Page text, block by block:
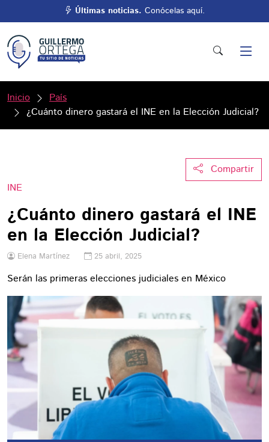
Últimas noticias. Conócelas aquí.
Inicio
País
¿Cuánto dinero gastará el INE en la Elección Judicial?
Compartir
INE
¿Cuánto dinero gastará el INE
en la Elección Judicial?
Elena Martínez 25 abril, 2025
Serán las primeras elecciones judiciales en México